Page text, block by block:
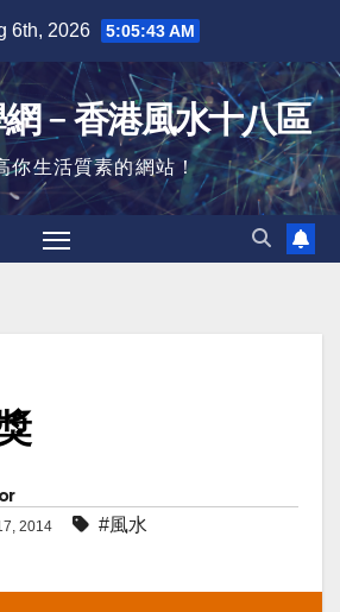
6th, 2026 5:05:44 AM
﹣香港風水十八區
你生活質素的網站！
2014 #風水